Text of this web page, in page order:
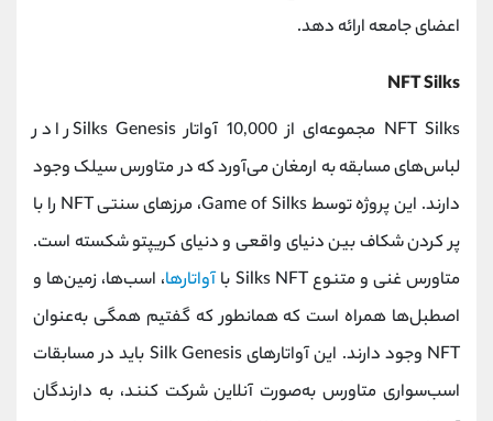
اعضای جامعه ارائه دهد.
NFT Silks
NFT Silks مجموعه‌ای از 10,000 آواتار Silks Genesis را در
لباس‌های مسابقه به ارمغان می‌آورد که در متاورس سیلک وجود
دارند. این پروژه توسط Game of Silks، مرزهای سنتی NFT را با
پر کردن شکاف بین دنیای واقعی و دنیای کریپتو شکسته است.
متاورس غنی و متنوع Silks NFT با
آواتارها، اسب‌ها، زمین‌ها و
اصطبل‌ها همراه است که همانطور که گفتیم همگی به‌عنوان
NFT وجود دارند. این آواتارهای Silk Genesis باید در مسابقات
اسب‌سواری متاورس به‌صورت آنلاین شرکت کنند، به دارندگان